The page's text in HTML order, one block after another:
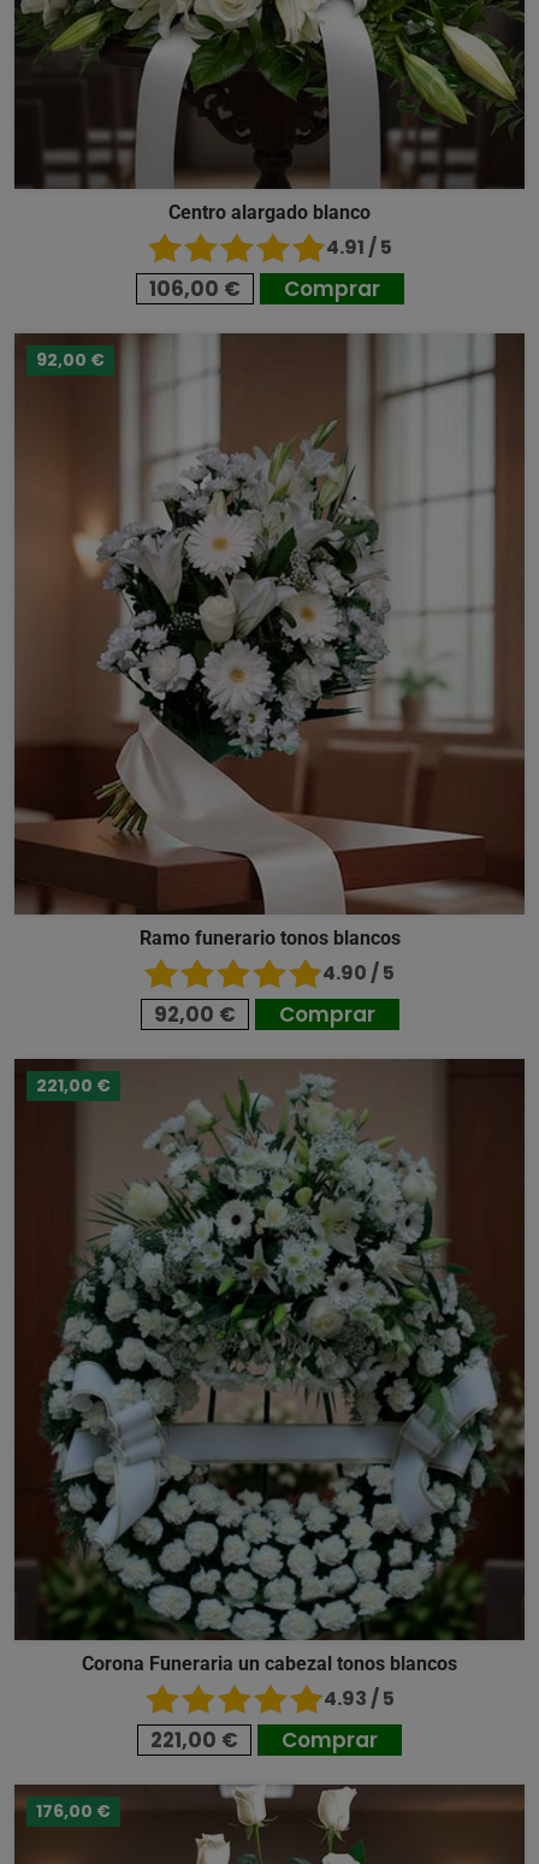
Centro alargado blanco
4.91 / 5
106,00 € Comprar
92,00 €
Ramo funerario tonos blancos
4.90 / 5
92,00 € Comprar
221,00 €
Corona Funeraria un cabezal tonos blancos
4.93 / 5
221,00 € Comprar
176,00 €